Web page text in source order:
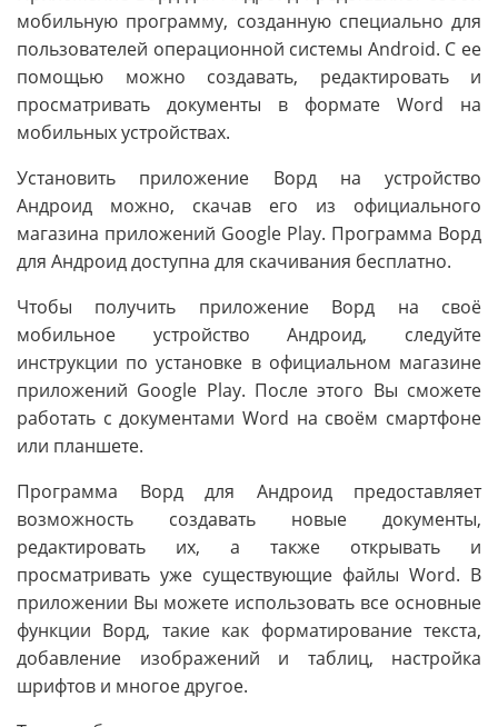
мобильную программу, созданную специально для
пользователей операционной системы Android. С ее
помощью можно создавать, редактировать и
просматривать документы в формате Word на
мобильных устройствах.
Установить приложение Ворд на устройство
Андроид можно, скачав его из официального
магазина приложений Google Play. Программа Ворд
для Андроид доступна для скачивания бесплатно.
Чтобы получить приложение Ворд на своё
мобильное устройство Андроид, следуйте
инструкции по установке в официальном магазине
приложений Google Play. После этого Вы сможете
работать с документами Word на своём смартфоне
или планшете.
Программа Ворд для Андроид предоставляет
возможность создавать новые документы,
редактировать их, а также открывать и
просматривать уже существующие файлы Word. В
приложении Вы можете использовать все основные
функции Ворд, такие как форматирование текста,
добавление изображений и таблиц, настройка
шрифтов и многое другое.